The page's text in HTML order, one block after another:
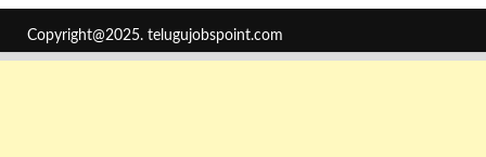
Copyright@2025. telugujobspoint.com